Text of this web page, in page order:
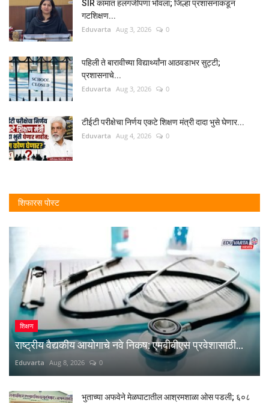
SIR कामात हलगर्जीपणा भोवला; जिल्हा प्रशासनाकडून
गटशिक्षण...
Eduvarta Aug 3, 2026 0
पहिली ते बारावीच्या विद्यार्थ्यांना आठवडाभर सुट्टी;
प्रशासनाचे...
Eduvarta Aug 3, 2026 0
टीईटी परीक्षेचा निर्णय एकटे शिक्षण मंत्री दादा भुसे घेणार...
Eduvarta Aug 4, 2026 0
शिफारस पोस्ट
शिक्षण
राष्ट्रीय वैद्यकीय आयोगाचे नवे निकष: एमबीबीएस प्रवेशासाठी...
Eduvarta Aug 8, 2026 0
भुताच्या अफवेने मेळघाटातील आश्रमशाळा ओस पडली; ६०८